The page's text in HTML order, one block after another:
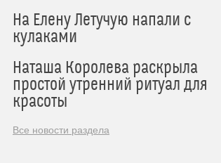
На Елену Летучую напали с
кулаками
Наташа Королева раскрыла
простой утренний ритуал для
красоты
Все новости раздела